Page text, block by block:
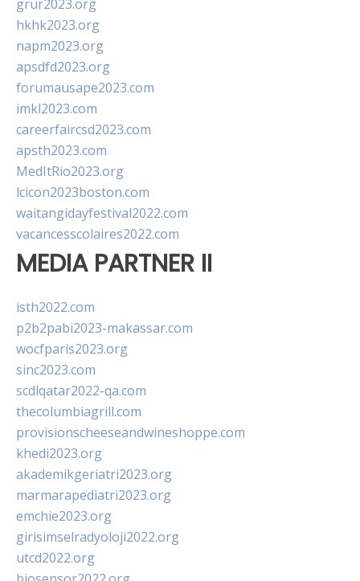
grur2023.org
hkhk2023.org
napm2023.org
apsdfd2023.org
forumausape2023.com
imkl2023.com
careerfaircsd2023.com
apsth2023.com
MedItRio2023.org
lcicon2023boston.com
waitangidayfestival2022.com
vacancesscolaires2022.com
MEDIA PARTNER II
isth2022.com
p2b2pabi2023-makassar.com
wocfparis2023.org
sinc2023.com
scdlqatar2022-qa.com
thecolumbiagrill.com
provisionscheeseandwineshoppe.com
khedi2023.org
akademikgeriatri2023.org
marmarapediatri2023.org
emchie2023.org
girisimselradyoloji2022.org
utcd2022.org